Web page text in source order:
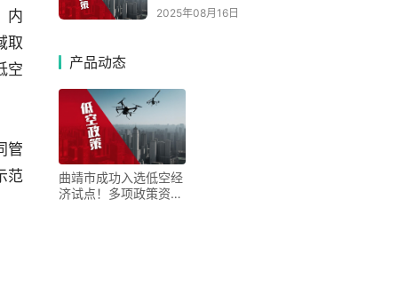
内
取
空
管
范
5000万元助力产业腾飞
2025年08月16日
产品动态
曲靖市成功入选低空经
济试点！多项政策资金